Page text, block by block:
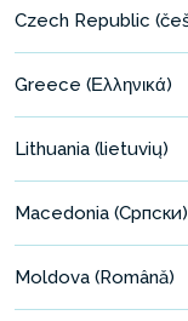
Czech Republic
Greece (Ελληνικά)
Lithuania (lietuvių)
Macedonia (Српски)
Moldova (Română)